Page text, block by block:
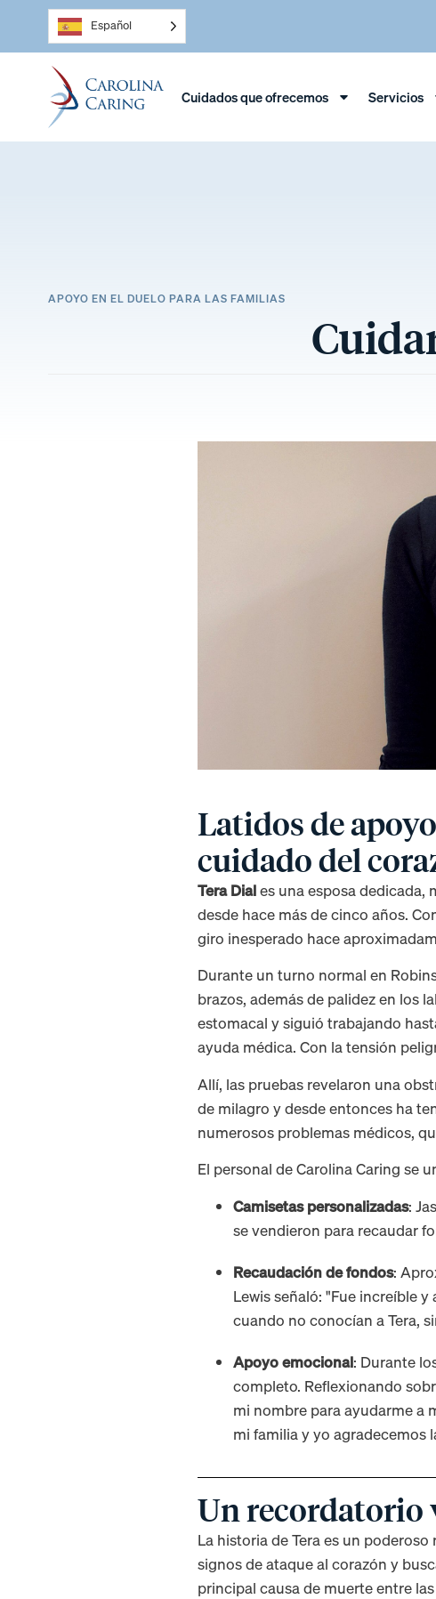
Español
Cuidados que ofrecemos Servicios
APOYO EN EL DUELO PARA LAS FAMILIAS
Latidos de
cuidado del
Tera Diales una esposa dedicada,
desde hace más de cinco años.
giro inesperado hace
Durante un turno normal en
brazos, además de palidez en los
estomacal y siguió trabajando
ayuda médica. Con la tensión
Allí, las pruebas revelaron una
de milagro y desde entonces ha
numerosos problemas médicos,
El personal de Carolina Caring se
Camisetas personalizadas:
se vendieron para recaudar
Recaudación de fondos:
Lewis señaló: "Fue increíble
cuando no conocían a Tera,
Apoyo emocional: Durante
completo. Reflexionando
mi nombre para ayudarme a
mi familia y yo agradecemos
Un recordatorio
La historia de Tera es un
signos de ataque al corazón y
principal causa de muerte entre